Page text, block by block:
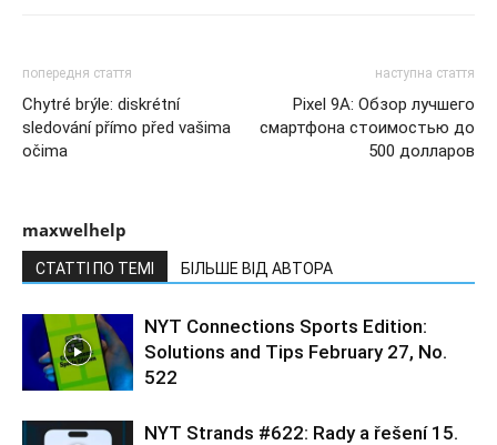
попередня стаття
Chytré brýle: diskrétní
sledování přímo před vašima
očima
наступна стаття
Pixel 9A: Обзор лучшего
смартфона стоимостью до
500 долларов
maxwelhelp
СТАТТІ ПО ТЕМІ БІЛЬШЕ ВІД АВТОРА
NYT Connections Sports Edition:
Solutions and Tips February 27, No.
522
NYT Strands #622: Rady a řešení 15.